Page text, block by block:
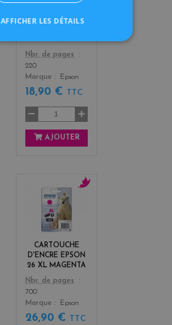
CARTOUCHE
Color
c
Nbr. de pages
220
Marque
Epson
18,90 € TTC
AJOUTER
CARTOUCHE
D'ENCRE EPSON
26 XL MAGENTA
Color
n
t
a
Nbr. de pages
700
Marque
Epson
26,90 € TTC
AFFICHER LES DÉTAILS